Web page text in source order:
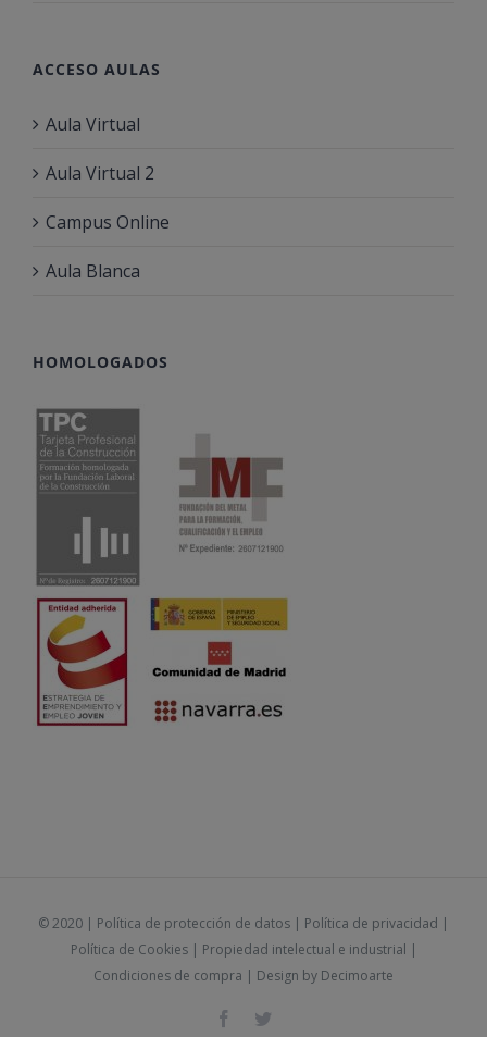
ACCESO AULAS
Aula Virtual
Aula Virtual 2
Campus Online
Aula Blanca
HOMOLOGADOS
© 2020 | Política de protección de datos Política de privacidad
Política de Cookies| Propiedad intelectual e industrial
Condiciones de compra | Design by Decimoarte
Facebook